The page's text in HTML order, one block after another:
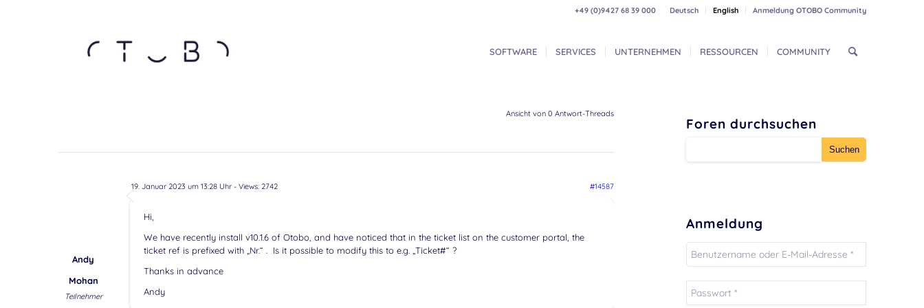
Deutsch English Anmeldung OTOBO Community
+49 (0)9427 68 39 000
SOFTWARE SERVICES UNTERNEHMEN RESSOURCEN COMMUNITY
Ansicht von 0 Antwort-Threads
19. Januar 2023 um 13:28 Uhr- Views: 2742 #14587
Andy
Mohan
Teilnehmer
Hi,
We have recently install v10.1.6 of Otobo, and have noticed that in the ticket list on the customer portal, the
ticket ref is prefixed with „Nr.“ . Is it possible to modify this to e.g. „Ticket#“ ?
Thanks in advance
Andy
Foren durchsuchen
Anmeldung